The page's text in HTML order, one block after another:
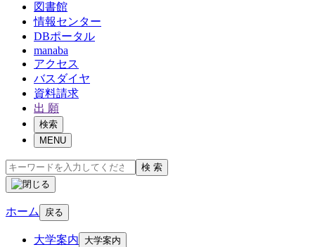
図書館
情報センター
DBポータル
manaba
アクセス
バスダイヤ
資料請求
出 願
検索
MENU
検 索
ホーム 戻る
大学案内 大学案内